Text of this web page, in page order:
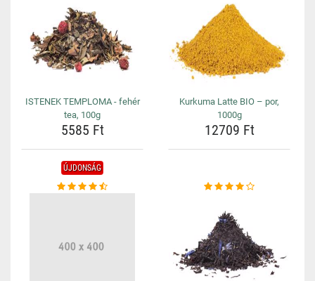
ISTENEK TEMPLOMA - fehér
tea, 100g
5585 Ft
Kurkuma Latte BIO – por,
1000g
12709 Ft
ÚJDONSÁG